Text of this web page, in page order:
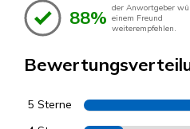
88% der Anwortgeber
einem Freund
weiterempfehlen.
5 Sterne